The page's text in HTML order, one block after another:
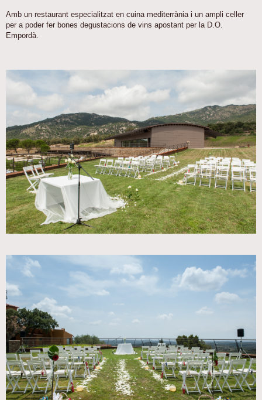
Amb un restaurant especialitzat en cuina mediterrània i un ampli celler
per a poder fer bones degustacions de vins apostant per la D.O.
Empordà.